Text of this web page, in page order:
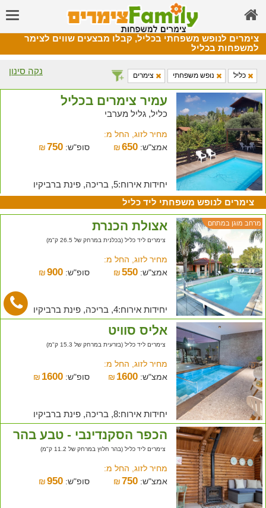
צימרים לנופש משפחתי בכליל, קבלו מבצעים שווים לצימר
למשפחות בכליל
נקה סינון כליל נופש משפחתי צימרים
עמיר צימרים בכליל
כליל, גליל מערבי
מחיר לזוג, החל מ:
אמצ"ש:
₪650 סופ"ש: ₪ 750
יחידות אירוח:5, בריכה, פינת ברביקיו
צימרים לנופש משפחתי ליד כליל
מרחב מוגן במתחם אצולת הכנרת
צימרים ליד כליל (בכלנית במרחק של 26.5 ק"מ)
מחיר לזוג, החל מ:
אמצ"ש:
₪550 סופ"ש: ₪ 900
יחידות אירוח:4, בריכה, פינת ברביקיו
אליס סוויט
צימרים ליד כליל (בזרעית במרחק של 15.3 ק"מ)
מחיר לזוג, החל מ:
אמצ"ש:
₪ 1600 סופ"ש: ₪ 1600
יחידות אירוח:8, בריכה, פינת ברביקיו
הכפר הסקנדינבי - טבע בהר
צימרים ליד כליל (בהר חלוץ במרחק של 11.2 ק"מ)
מחיר לזוג, החל מ:
אמצ"ש:
₪750 סופ"ש: ₪ 950